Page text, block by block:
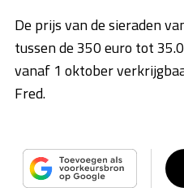
De prijs van de sieraden
tussen de 350 euro tot
vanaf 1 oktober
Fred.